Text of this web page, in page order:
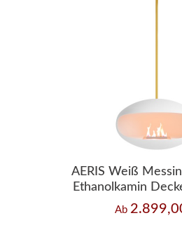
AERIS Weiß
Ethanolkamin
Regulärer
Ab